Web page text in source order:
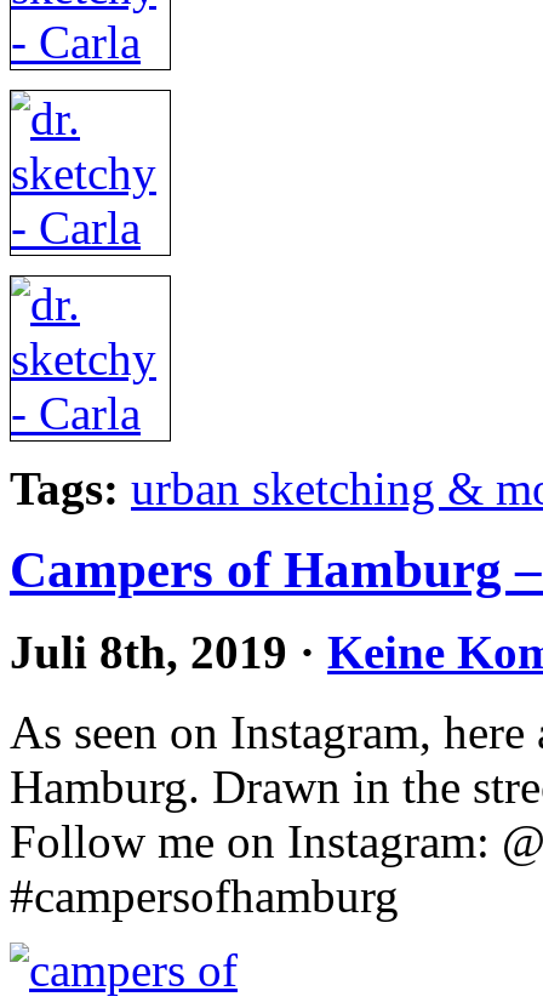
Tags: urban sketching &
Campers of Hamburg
Juli 8th, 2019 · Keine
As seen on Instagram,
Hamburg. Drawn in the
Follow me on Instagram:
#campersofhamburg